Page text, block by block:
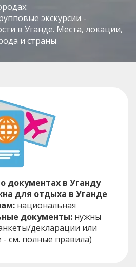
экскурсии -
в Уганде. Места, локации,
и страны
документах в Уганду
для отдыха в Уганде
национальная
документы:нужны
декларации или
см. полные правила)